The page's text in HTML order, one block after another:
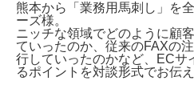
熊本から「業務用馬刺し」を
ーズ様。
ニッチな領域でどのように顧
ていったのか、従来のFAXの
行していったのかなど、ECサ
るポイントを対談形式でお伝え